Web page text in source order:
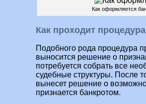
Как оформляется
Как проходит
Подобного рода процедура
выносится решение о
потребуется собрать все
судебные структуры. После
вынесет решение о
признается банкротом.